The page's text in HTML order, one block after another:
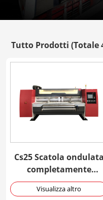
Tutto Prodotti (Totale
Cs25 Scatola ondulata
completamente
automatica che fa
macchina
Visualizza altro